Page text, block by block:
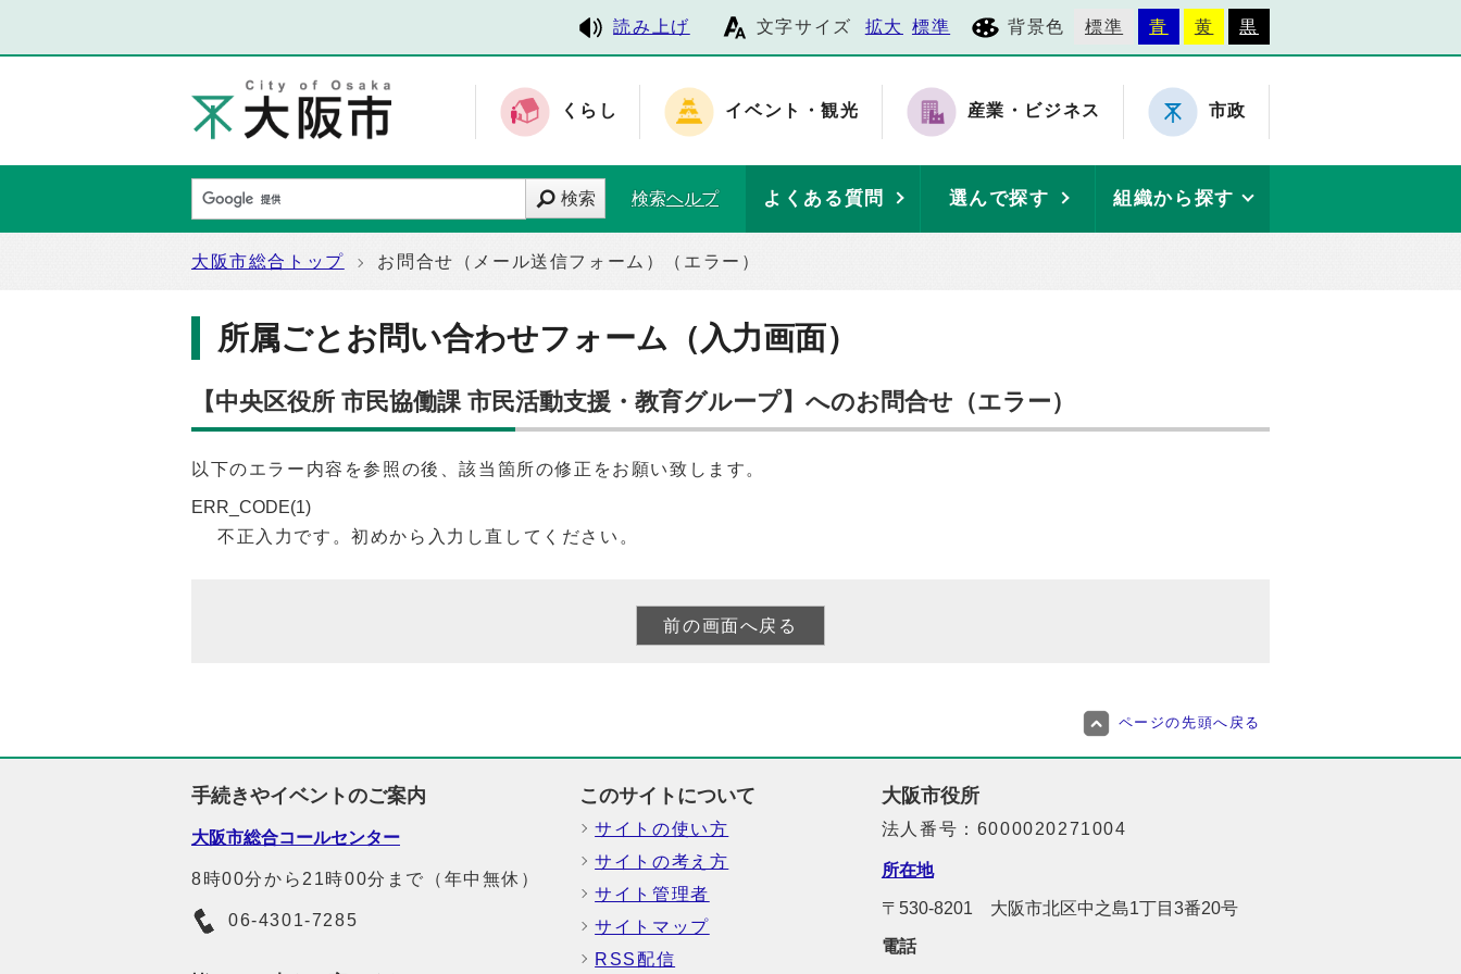
読み上げ 文字サイズ 拡大 標準 背景色 標準 青 黄 黒
くらし イベント・観光 産業・ビジネス 市政
検索 検索ヘルプ よくある質問 選んで探す 組織から探す
大阪市総合トップ お問合せ（メール送信フォーム）（エラー）
所属ごとお問い合わせフォーム（入力画面）
【中央区役所 市民協働課 市民活動支援・教育グループ】へのお問合せ（エラー）
以下のエラー内容を参照の後、該当箇所の修正をお願い致します。
ERR_CODE(1)
不正入力です。初めから入力し直してください。
ページの先頭へ戻る
手続きやイベントのご案内
大阪市総合コールセンター
8時00分から21時00分まで（年中無休）
06-4301-7285
このサイトについて
サイトの使い方
サイトの考え方
サイト管理者
サイトマップ
RSS配信
大阪市役所
法人番号：6000020271004
所在地
〒530-8201 大阪市北区中之島1丁目3番20号
電話